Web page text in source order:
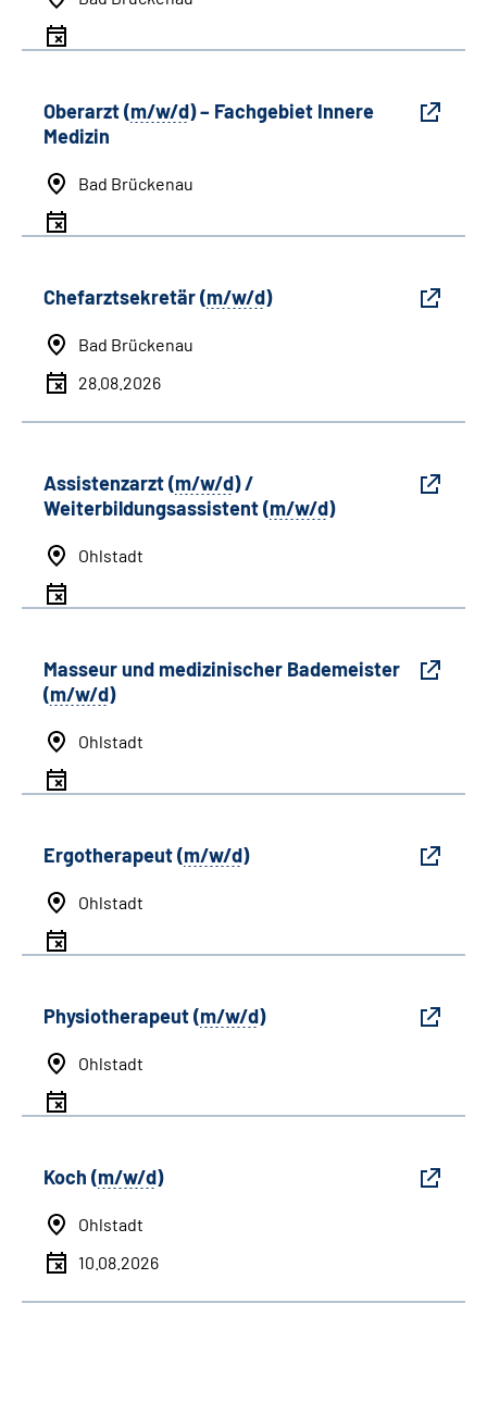
Oberarzt (m/w/d) – Fachgebiet Innere
Medizin
Bad Brückenau
Chefarztsekretär (m/w/d)
Bad Brückenau
28.08.2026
Assistenzarzt (m/w/d) /
Weiterbildungsassistent (m/w/d)
Ohlstadt
Masseur und medizinischer Bademeister
(m/w/d)
Ohlstadt
Ergotherapeut (m/w/d)
Ohlstadt
Physiotherapeut (m/w/d)
Ohlstadt
Koch (m/w/d)
Ohlstadt
10.08.2026